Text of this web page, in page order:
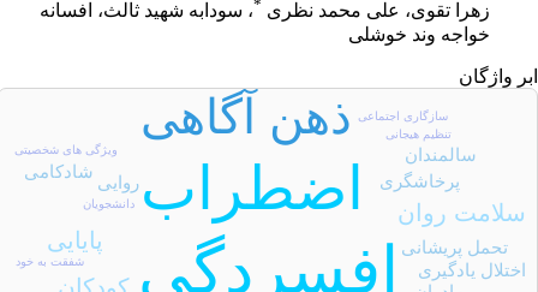
زهرا تقوی، علی محمد نظری * ، سودابه شهید ثالث، افسانه
خواجه وند خوشلی
واژگان
افسردگی
اضطراب
ذهن آگاهی
سلامت روان
پایایی
تحمل پریشانی
سالمندان
روایی
اختلال یادگیری
شادکامی پرخاشگری
دانشجویان
سازگاری اجتماعی
تنظیم هیجانی
ویژگی های شخصیتی
شفقت به خود